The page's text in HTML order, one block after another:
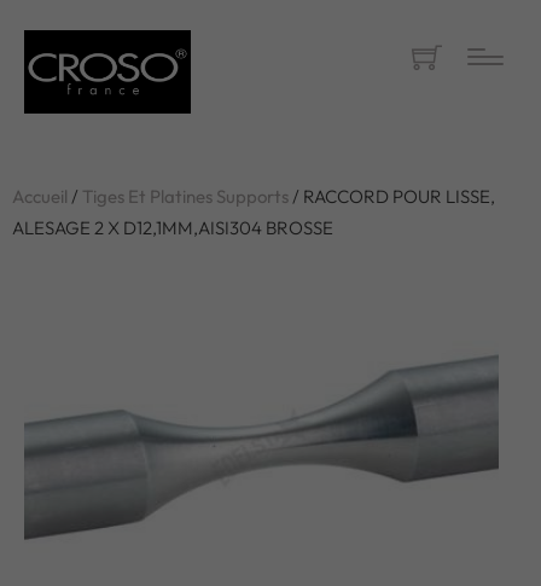
Accueil / Tiges Et Platines Supports/ RACCORD POUR LISSE,
ALESAGE 2 X D12,1MM,AISI304 BROSSE